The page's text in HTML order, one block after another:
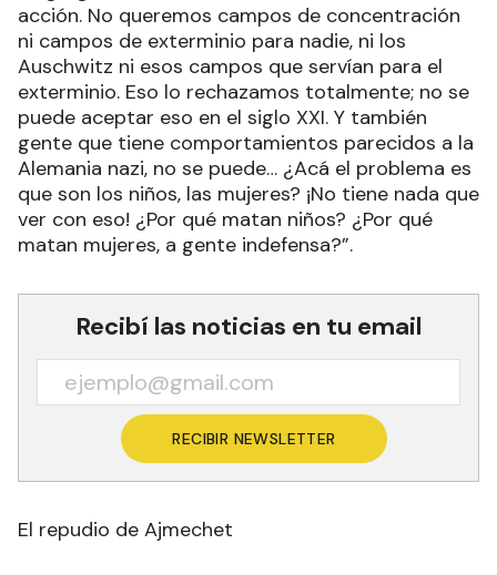
acción. No queremos campos de concentración
ni campos de exterminio para nadie, ni los
Auschwitz ni esos campos que servían para el
exterminio. Eso lo rechazamos totalmente; no se
puede aceptar eso en el siglo XXI. Y también
gente que tiene comportamientos parecidos a la
Alemania nazi, no se puede… ¿Acá el problema es
que son los niños, las mujeres? ¡No tiene nada que
ver con eso! ¿Por qué matan niños? ¿Por qué
matan mujeres, a gente indefensa?”.
Recibí las noticias en tu email
RECIBIR NEWSLETTER
El repudio de Ajmechet